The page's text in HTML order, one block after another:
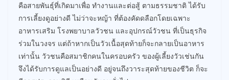
คือสายพันธุ์ที่เกิดมาเพื่อ ทำงานและต่อสู้ ตามธรรมชาติ ได้รับ
การเลี้ยงดูอย่างดี ไม่ว่าจะหญ้า ที่ต้องคัดดลือกโดยเฉพาะ
อาหารเสริม โรงพยาบาลวัวชน และอุปกรณ์วัวชน ที่เป็นธุรกิจ
ร่วมในวงจร แต่ถ้าหากเป็นวัวเนื้อสุดท้ายก็จะกลายเป็นอาหาร
เท่านั้น วัวชนคือสมาชิกคนในครอบครัว ของผู้เลี้ยงวัวเช่นกัน
จึงได้รับการดูแลเป็นอย่างดี อยู่จนถึงวาระสุดท้ายของชีวิต ก็จะ